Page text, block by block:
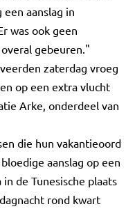
aanslag in
was ook geen
gebeuren."
zaterdag vroeg
op een extra vlucht
Arke, onderdeel van
die hun vakantieoord
aanslag op een
de Tunesische plaats
rond kwart